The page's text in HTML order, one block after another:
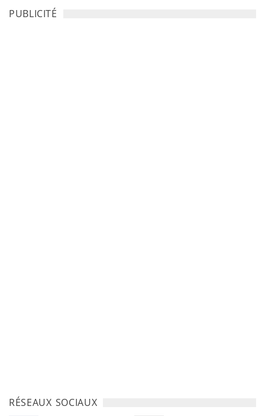
PUBLICITÉ
RÉSEAUX SOCIAUX